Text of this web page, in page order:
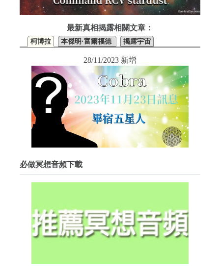
最新真相揭露相關文章：
柯博拉 本傑明·富爾福德 揭露宇宙
28/11/2023 新增
必做冥想音頻下載